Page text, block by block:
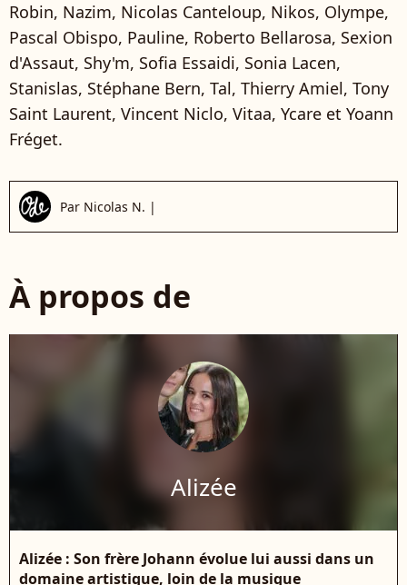
Robin, Nazim, Nicolas Canteloup, Nikos, Olympe,
Pascal Obispo, Pauline, Roberto Bellarosa, Sexion
d'Assaut, Shy'm, Sofia Essaidi, Sonia Lacen,
Stanislas, Stéphane Bern, Tal, Thierry Amiel, Tony
Saint Laurent, Vincent Niclo, Vitaa, Ycare et Yoann
Fréget.
Par Nicolas N. |
À propos de
Alizée
Alizée : Son frère Johann évolue lui aussi dans un
domaine artistique, loin de la musique